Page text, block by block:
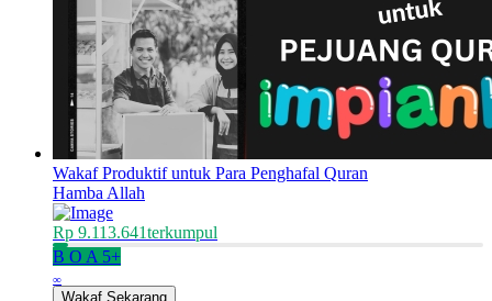
Wakaf Produktif untuk Para Penghafal Quran
Hamba Allah
Rp 9.113.641terkumpul
B O A 5+
∞
Wakaf Sekarang